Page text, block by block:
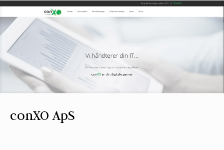
conXO ApS